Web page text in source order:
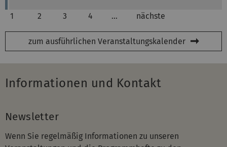
1 2 3 4 … nächste
zum ausführlichen Veranstaltungskalender
Informationen und Kontakt
Newsletter
Wenn Sie regelmäßig Informationen zu unseren